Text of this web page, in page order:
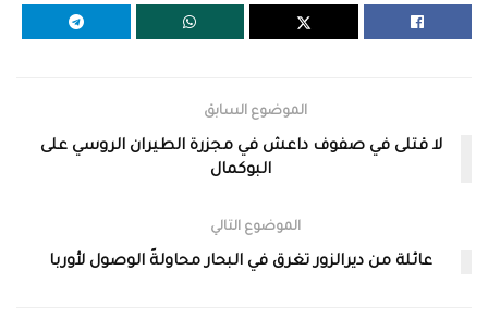
الموضوع السابق
لا قتلى في صفوف داعش في مجزرة الطيران الروسي على
البوكمال
الموضوع التالي
عائلة من ديرالزور تغرق في البحار محاولةً الوصول لأوربا